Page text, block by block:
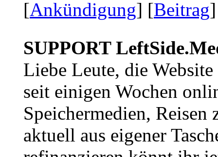
[Ankündigung] [Beitrag
SUPPORT
Liebe Leute, die Website
seit einigen Wochen
Speichermedien, Reisen
aktuell aus eigener